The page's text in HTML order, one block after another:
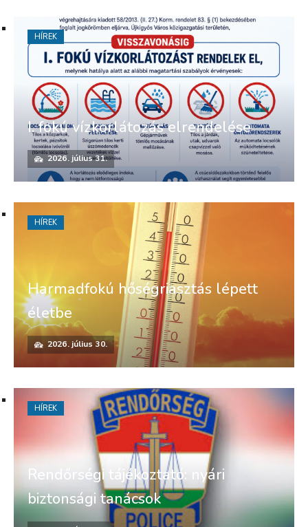
I. fokú vízkorlátozás elrendelése
2026. július 31.
HÍREK
Harmadfokú hőségriasztás lépett
életbe
2026. július 30.
HÍREK
Rendőrségi tájékoztató: nyári
biztonsági tanácsok
HÍREK